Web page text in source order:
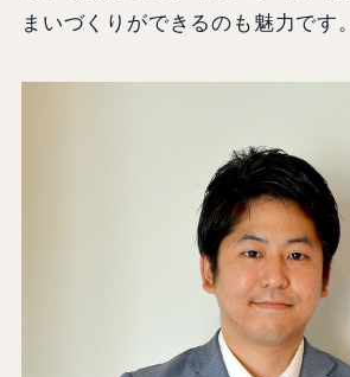
まいづくりができるのも魅力です。